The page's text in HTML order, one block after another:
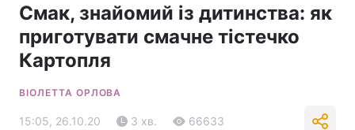
Смак, знайомий із дитинства: як
приготувати смачне тістечко
Картопля
ВІОЛЕТТА ОРЛОВА
15:05, 26.10.20 3 хв. 66633